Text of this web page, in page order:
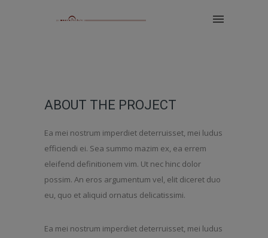
ABOUT THE PROJECT
Ea mei nostrum imperdiet deterruisset, mei ludus
efficiendi ei. Sea summo mazim ex, ea errem
eleifend definitionem vim. Ut nec hinc dolor
possim. An eros argumentum vel, elit diceret duo
eu, quo et aliquid ornatus delicatissimi.
Ea mei nostrum imperdiet deterruisset, mei ludus